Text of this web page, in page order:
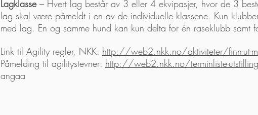
Lagklasse – Hvert lag består av 3 eller 4 ekvipasjer, hvor de 3
lag skal være påmeldt i en av de individuelle klassene. Kun
med lag. En og samme hund kan kun delta for én raseklubb samt
Link til Agility regler, NKK: http://web2.nkk.no/aktiviteter/finn-ut-
Påmelding til agilitystevner: http://web2.nkk.no/terminliste-
angaa